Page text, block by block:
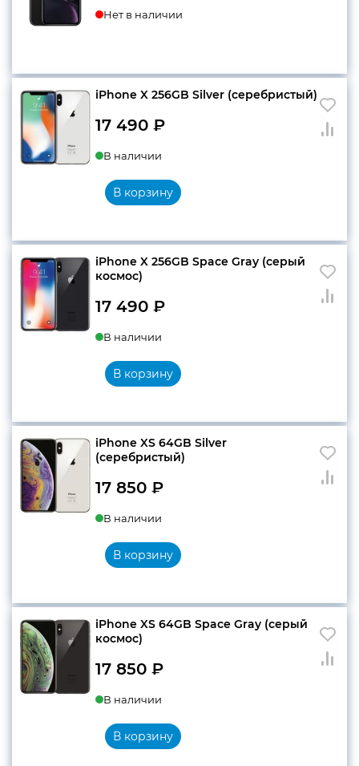
Нет в наличии
iPhone X 256GB Silver (серебристый)
17 490 ₽
В наличии
В корзину
iPhone X 256GB Space Gray (серый
космос)
17 490 ₽
В наличии
В корзину
iPhone XS 64GB Silver
(серебристый)
17 850 ₽
В наличии
В корзину
iPhone XS 64GB Space Gray (серый
космос)
17 850 ₽
В наличии
В корзину